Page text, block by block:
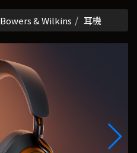
Bowers & Wilkins 耳機